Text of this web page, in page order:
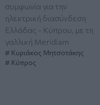
συμφωνία για την
ηλεκτρική διασύνδεση
Ελλάδας - Κύπρου, με τη
γαλλική Meridiam
Κυριάκος Μητσοτάκης
Κύπρος